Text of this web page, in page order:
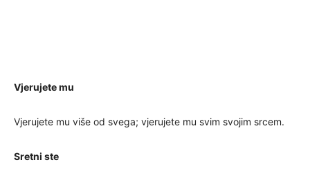
Vjerujete mu
Vjerujete mu više od svega; vjerujete mu svim svojim srcem.
Sretni ste